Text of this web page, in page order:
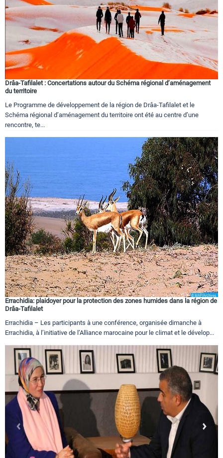
Drâa-Tafilalet : Concertations autour du Schéma régional d’aménagement
du territoire
Le Programme de développement de la région de Drâa-Tafilalet et le
Schéma régional d’aménagement du territoire ont été au centre d’une
rencontre, te...
Errachidia: plaidoyer pour la protection des zones humides dans la région de
Drâa-Tafilalet
Errachidia – Les participants à une conférence, organisée dimanche à
Errachidia, à l’initiative de l’Alliance marocaine pour le climat et le dévelop...